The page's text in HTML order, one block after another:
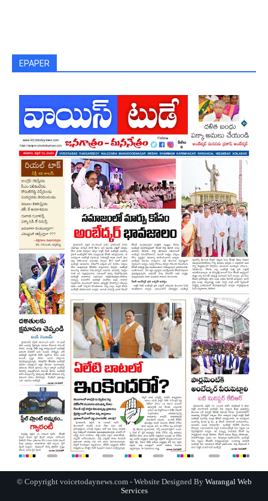
EPAPER
© Copyright voicetodaynews.com - Website Designed By Warangal Web
Services